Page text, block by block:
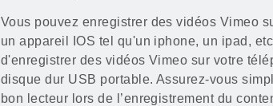
Vous pouvez enregistrer des vidéos Vimeo
un appareil IOS tel qu'un iphone, un ipad,
d'enregistrer des vidéos Vimeo sur votre
disque dur USB portable. Assurez-vous
bon lecteur lors de l’enregistrement du